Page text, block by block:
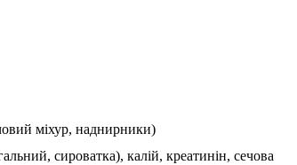
сироватка), калій, креатинін, сечова
міхур, наднирники)